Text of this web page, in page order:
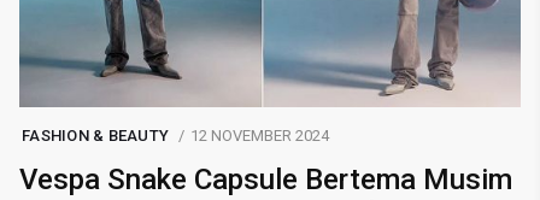
FASHION & BEAUTY 12 NOVEMBER 2024
Vespa Snake Capsule Bertema Musim